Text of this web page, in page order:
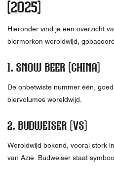
(2025)
Hieronder vind je een overzicht
biermerken wereldwijd,
1. SNOW BEER (CHINA)
De onbetwiste nummer één,
biervolumes wereldwijd.
2. BUDWEISER (VS)
Wereldwijd bekend, vooral sterk
van Azië. Budweiser staat